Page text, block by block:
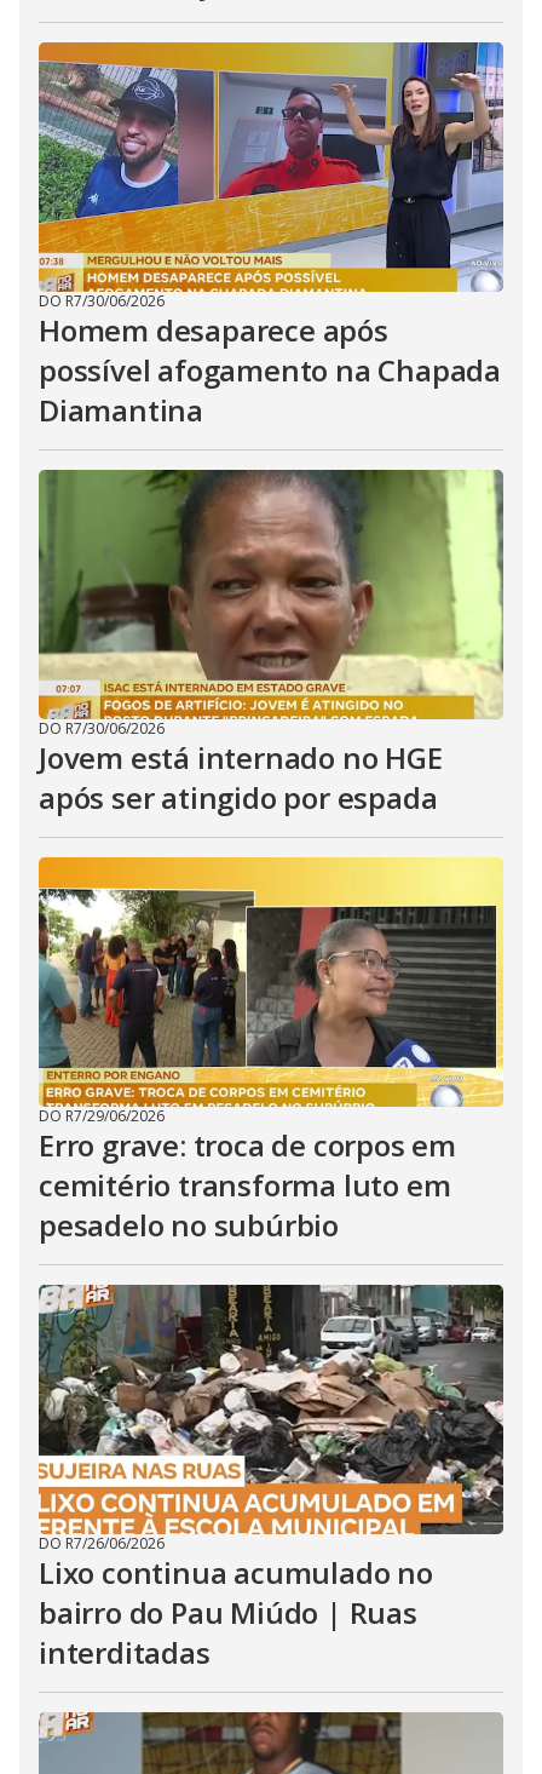
DO R7/30/06/2026
Homem desaparece após
possível afogamento na Chapada
Diamantina
DO R7/30/06/2026
Jovem está internado no HGE
após ser atingido por espada
DO R7/29/06/2026
Erro grave: troca de corpos em
cemitério transforma luto em
pesadelo no subúrbio
DO R7/26/06/2026
Lixo continua acumulado no
bairro do Pau Miúdo | Ruas
interditadas